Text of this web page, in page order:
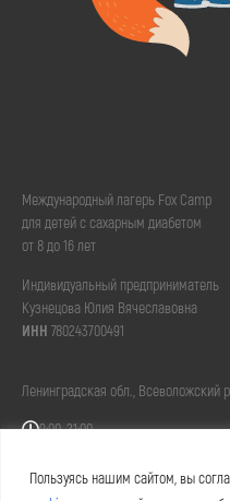
Пользуясь нашим сайтом, вы
Международный лагерь Fox Camp
для детей с сахарным диабетом
от 8 до 16 лет
Индивидуальный предприниматель
Кузнецова Юлия Вячеславовна
ИНН 780243700491
Ленинградская обл., Всеволожский
9:00-21:00
spb@fox-camp.com